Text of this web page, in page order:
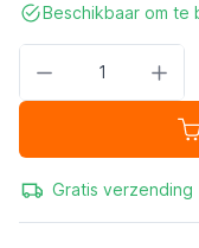
Beschikbaar om te
Gratis verzending